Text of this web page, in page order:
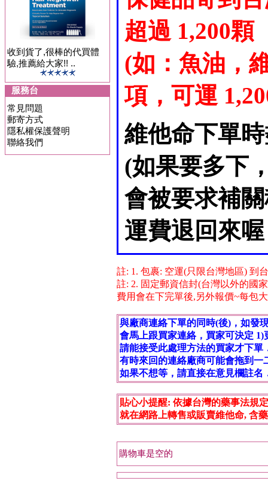
收到貨了,很棒的代買體
驗,推薦給大家!! ..
服務台
常見問題
郵寄方式
隱私權保護聲明
聯絡我們
超過 1,200顆
(如：魚油，
項，可運
維他命下單
(如果要多下
會被要求補
運費退回來
註: 1. 包裹: 空運(只限台灣地區) 到
註: 2. 固定郵資信封(台灣以外的國
費用會在下完單後,另外報價~每包
與廠商連絡下單的同時(後)，如發
會馬上跟買家連絡，買家可決定 1)
請能接受此處理方法的買家才下單
有時來回的連絡廠商可能會拖到
如果不想等，請直接在意見欄註
貼心小提醒: 依據台灣的藥事法規
就在網路上轉售或販賣維他命, 含
購物車是空的